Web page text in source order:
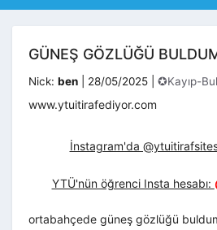
GÜNEŞ GÖZLÜĞÜ
Nick: ben 28/05/2025 Kategoriler
✪Kayıp-
www.ytuitirafediyor.com
İnstagram'da
YTÜ'nün öğrenci Insta hesabı:
ortabahçede güneş gözlüğü